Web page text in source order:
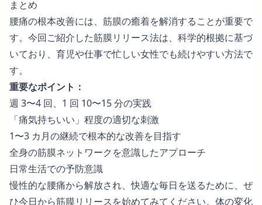
まとめ
腰痛の根本改善には、筋膜の癒着を解消することが重要で
す。今回ご紹介した筋膜リリース法は、科学的根拠に基づ
いており、育児や仕事で忙しい女性でも続けやすい方法で
す。
重要なポイント：
週 3〜4 回、1 回 10〜15 分の実践
「痛気持ちいい」程度の適切な刺激
1〜3 カ月の継続で根本的な改善を目指す
全身の筋膜ネットワークを意識したアプローチ
日常生活での予防意識
慢性的な腰痛から解放され、快適な毎日を送るために、ぜ
ひ今日から筋膜リリースを始めてみてください。体の変化